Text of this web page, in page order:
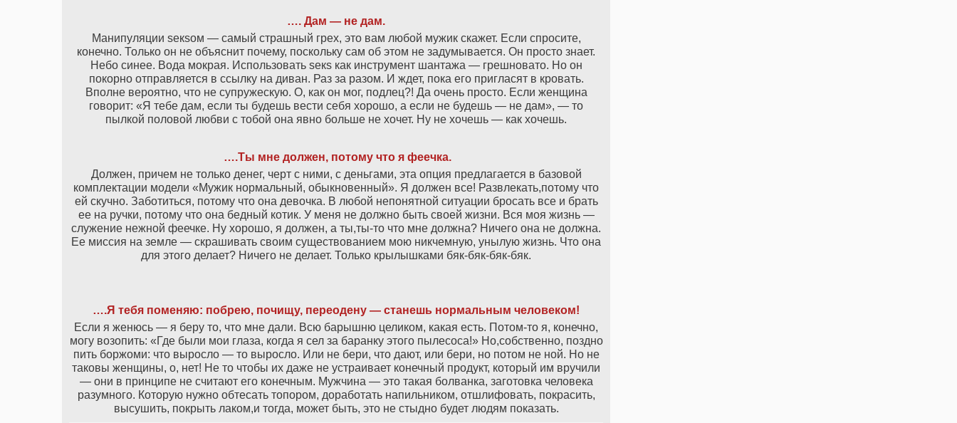
…. Дам — не дам.
Манипуляции sекsом — самый страшный грех, это вам любой мужик скажет. Если спросите,
конечно. Только он не объяснит почему, поскольку сам об этом не задумывается. Он просто знает.
Небо синее. Вода мокрая. Использовать sекs как инструмент шантажа — грешновато. Но он
покорно отправляется в ссылку на диван. Раз за разом. И ждет, пока его пригласят в кровать.
Вполне вероятно, что не супружескую. О, как он мог, подлец?! Да очень просто. Если женщина
говорит: «Я тебе дам, если ты будешь вести себя хорошо, а если не будешь — не дам», — то
пылкой половой любви с тобой она явно больше не хочет. Ну не хочешь — как хочешь.
….Ты мне должен, потому что я феечка.
Должен, причем не только денег, черт с ними, с деньгами, эта опция предлагается в базовой
комплектации модели «Мужик нормальный, обыкновенный». Я должен все! Развлекать,потому что
ей скучно. Заботиться, потому что она девочка. В любой непонятной ситуации бросать все и брать
ее на ручки, потому что она бедный котик. У меня не должно быть своей жизни. Вся моя жизнь —
служение нежной феечке. Ну хорошо, я должен, а ты,ты-то что мне должна? Ничего она не должна.
Ее миссия на земле — скрашивать своим существованием мою никчемную, унылую жизнь. Что она
для этого делает? Ничего не делает. Только крылышками бяк-бяк-бяк-бяк.
….Я тебя поменяю: побрею, почищу, переодену — станешь нормальным человеком!
Если я женюсь — я беру то, что мне дали. Всю барышню целиком, какая есть. Потом-то я, конечно,
могу возопить: «Где были мои глаза, когда я сел за баранку этого пылесоса!» Но,собственно, поздно
пить боржоми: что выросло — то выросло. Или не бери, что дают, или бери, но потом не ной. Но не
таковы женщины, о, нет! Не то чтобы их даже не устраивает конечный продукт, который им вручили
— они в принципе не считают его конечным. Мужчина — это такая болванка, заготовка человека
разумного. Которую нужно обтесать топором, доработать напильником, отшлифовать, покрасить,
высушить, покрыть лаком,и тогда, может быть, это не стыдно будет людям показать.